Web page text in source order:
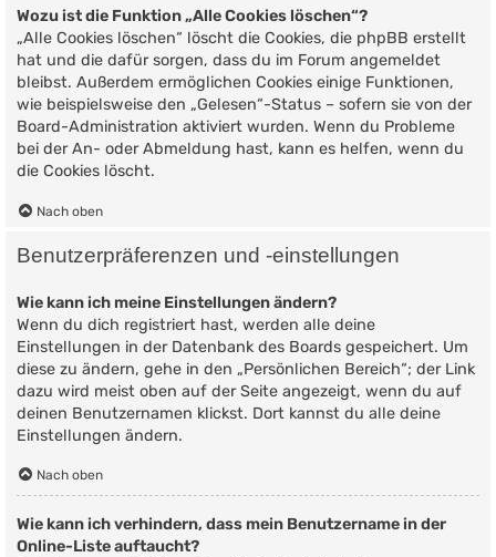
Wozu ist die Funktion „Alle Cookies löschen“?
„Alle Cookies löschen“ löscht die Cookies, die phpBB erstellt
hat und die dafür sorgen, dass du im Forum angemeldet
bleibst. Außerdem ermöglichen Cookies einige Funktionen,
wie beispielsweise den „Gelesen“-Status – sofern sie von der
Board-Administration aktiviert wurden. Wenn du Probleme
bei der An- oder Abmeldung hast, kann es helfen, wenn du
die Cookies löscht.
Nach oben
Benutzerpräferenzen und -einstellungen
Wie kann ich meine Einstellungen ändern?
Wenn du dich registriert hast, werden alle deine
Einstellungen in der Datenbank des Boards gespeichert. Um
diese zu ändern, gehe in den „Persönlichen Bereich“; der Link
dazu wird meist oben auf der Seite angezeigt, wenn du auf
deinen Benutzernamen klickst. Dort kannst du alle deine
Einstellungen ändern.
Nach oben
Wie kann ich verhindern, dass mein Benutzername in der
Online-Liste auftaucht?